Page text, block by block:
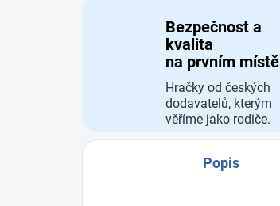
Bezpečnost a
kvalita
na prvním místě
Hračky od českých
dodavatelů, kterým
věříme jako rodiče.
Popis